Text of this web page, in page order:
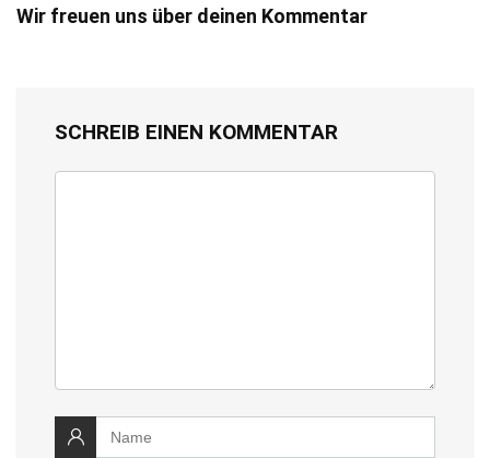
Wir freuen uns über deinen Kommentar
SCHREIB EINEN KOMMENTAR